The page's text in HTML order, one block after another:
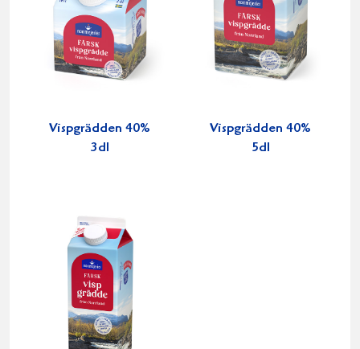
Vispgrädden 40%
3dl
Vispgrädden 40%
5dl